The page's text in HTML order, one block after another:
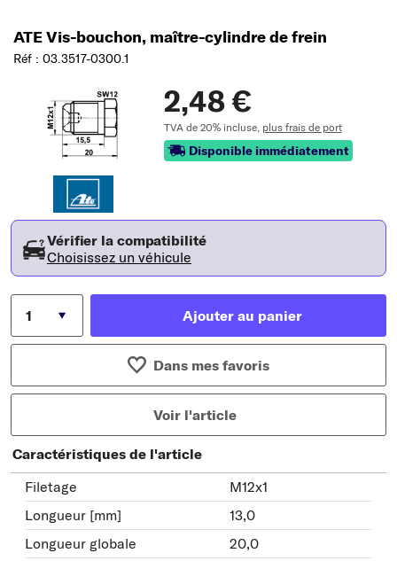
ATE Vis-bouchon, maître-cylindre de frein
Réf : 03.3517-0300.1
2,48 €
TVA de 20% incluse, plus frais de port
Disponible immédiatement
Vérifier la compatibilité
Choisissez un véhicule
Ajouter au panier
Dans mes favoris
Voir l'article
Caractéristiques de l'article
Filetage
M12x1
Longueur [mm]
13,0
Longueur globale
20,0